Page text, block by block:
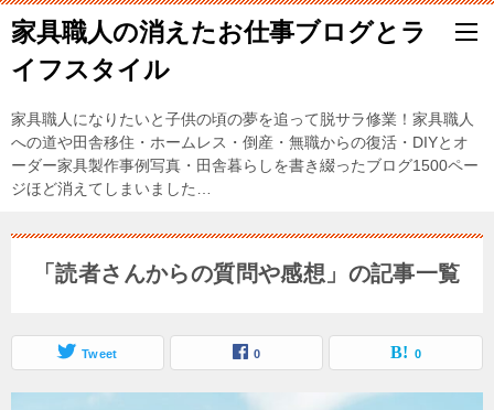
家具職人の消えたお仕事ブログとラ
イフスタイル
家具職人になりたいと子供の頃の夢を追って脱サラ修業！家具職人
への道や田舎移住・ホームレス・倒産・無職からの復活・DIYとオ
ーダー家具製作事例写真・田舎暮らしを書き綴ったブログ1500ペー
ジほど消えてしまいました…
「読者さんからの質問や感想」の記事一覧
Tweet 0 0